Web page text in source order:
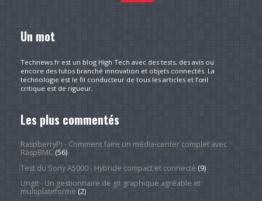
Un mot
Technews.fr est un blog High Tech avec des tests, des avis ou
encore des tutos branché innovation et objets connectés. La
technologie est le fil conducteur de tous les articles et l’œil
critique est de rigueur.
Les plus commentés
RaspberryPi - Comment faire un média-center complet avec
RaspBMC(56)
Test du Sony A5000 - Hybride compact et connecté (9)
Ungit - Un gestionnaire de git graphique agréable et
multiplateforme (2)